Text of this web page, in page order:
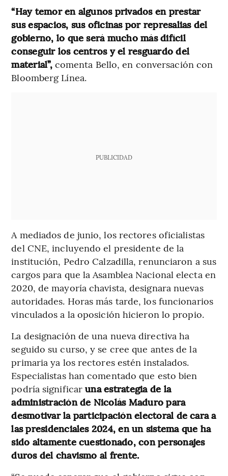
“Hay temor en algunos privados en prestar
sus espacios, sus oficinas por represalias del
gobierno, lo que será mucho más difícil
conseguir los centros y el resguardo del
material”,comenta Bello, en conversación con
Bloomberg Línea.
PUBLICIDAD
A mediados de junio, los rectores oficialistas
del CNE, incluyendo el presidente de la
institución, Pedro Calzadilla, renunciaron a sus
cargos para que la Asamblea Nacional electa en
2020, de mayoría chavista, designara nuevas
autoridades. Horas más tarde, los funcionarios
vinculados a la oposición hicieron lo propio.
La designación de una nueva directiva ha
seguido su curso, y se cree que antes de la
primaria ya los rectores estén instalados.
Especialistas han comentado que esto bien
podría significaruna estrategia de la
administración de Nicolás Maduro para
desmotivar la participación electoral de cara a
las presidenciales 2024, en un sistema que ha
sido altamente cuestionado, con personajes
duros del chavismo al frente.